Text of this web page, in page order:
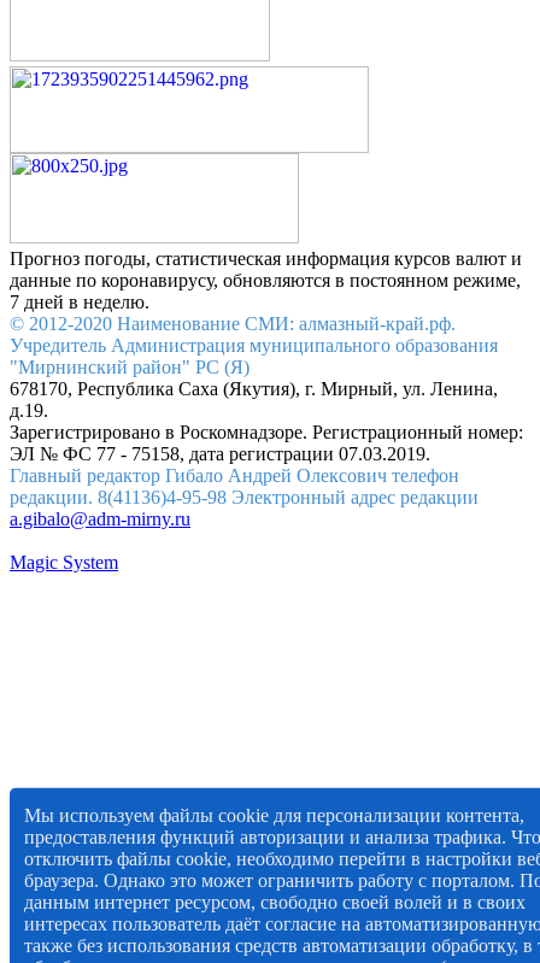
Прогноз погоды, статистическая информация курсов валют и
данные по коронавирусу, обновляются в постоянном режиме,
7 дней в неделю.
© 2012-2020 Наименование СМИ: алмазный-край.рф.
Учредитель Администрация муниципального образования
"Мирнинский район" РС (Я)
678170, Республика Саха (Якутия), г. Мирный, ул. Ленина,
д.19.
Зарегистрировано в Роскомнадзоре. Регистрационный номер:
ЭЛ № ФС 77 - 75158, дата регистрации 07.03.2019.
Главный редактор Гибало Андрей Олексович телефон
редакции. 8(41136)4-95-98 Электронный адрес редакции
a.gibalo@adm-mirny.ru
Magic System
Мы используем файлы cookie для персонализации контента,
предоставления функций авторизации и анализа трафика.
отключить файлы cookie, необходимо перейти в настройки
браузера. Однако это может ограничить работу с порталом.
данным интернет ресурсом, свободно своей волей и в своих
интересах пользователь даёт согласие на
также без использования средств автоматизации обработку, в